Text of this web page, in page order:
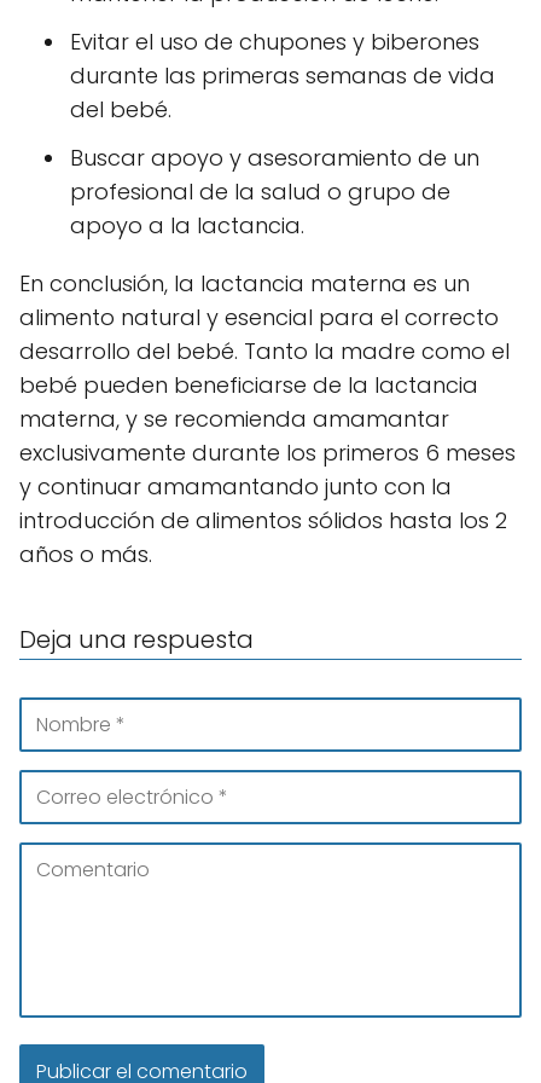
Evitar el uso de chupones y biberones
durante las primeras semanas de vida
del bebé.
Buscar apoyo y asesoramiento de un
profesional de la salud o grupo de
apoyo a la lactancia.
En conclusión, la lactancia materna es un
alimento natural y esencial para el correcto
desarrollo del bebé. Tanto la madre como el
bebé pueden beneficiarse de la lactancia
materna, y se recomienda amamantar
exclusivamente durante los primeros 6 meses
y continuar amamantando junto con la
introducción de alimentos sólidos hasta los 2
años o más.
Deja una respuesta